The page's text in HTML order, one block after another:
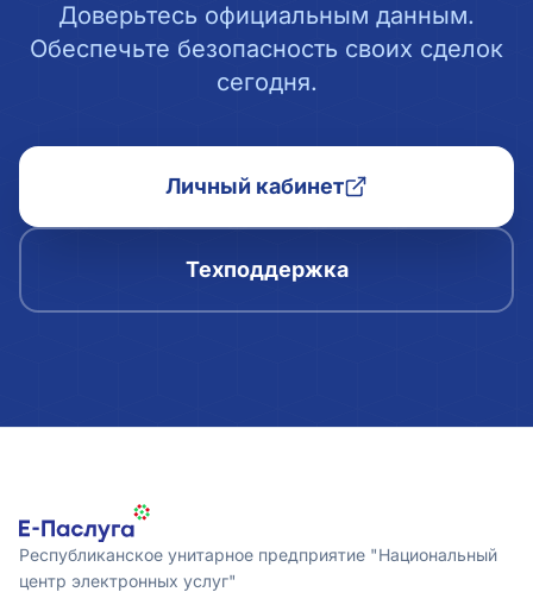
Доверьтесь официальным данным.
Обеспечьте безопасность своих сделок
сегодня.
Личный кабинет
Техподдержка
Республиканское унитарное предприятие "Национальный
центр электронных услуг"